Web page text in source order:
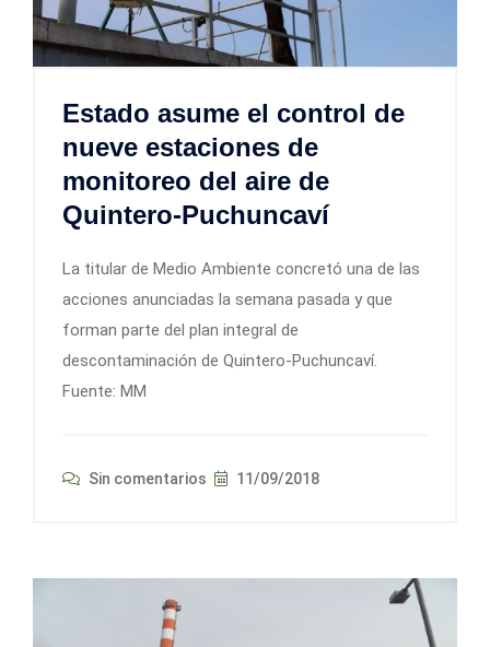
Estado asume el control de
nueve estaciones de
monitoreo del aire de
Quintero-Puchuncaví
La titular de Medio Ambiente concretó una de las
acciones anunciadas la semana pasada y que
forman parte del plan integral de
descontaminación de Quintero-Puchuncaví.
Fuente: MM
Sin comentarios 11/09/2018